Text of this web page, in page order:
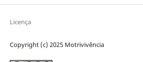
Licença
Copyright (c) 2025 Motrivivência